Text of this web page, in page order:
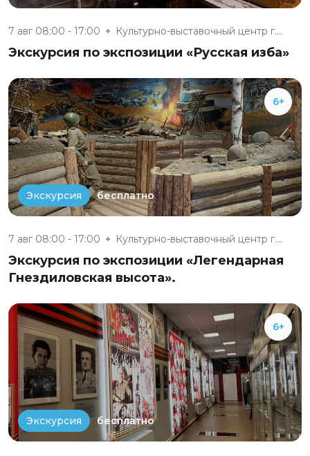
7 авг 08:00 - 17:00 Культурно-выставочный центр г....
Экскурсия по экспозиции «Русская изба»
6+
Экскурсия бесплатно
7 авг 08:00 - 17:00 Культурно-выставочный центр г....
Экскурсия по экспозиции «Легендарная
Гнездиловская высота».
6+
Экскурсия бесплатно